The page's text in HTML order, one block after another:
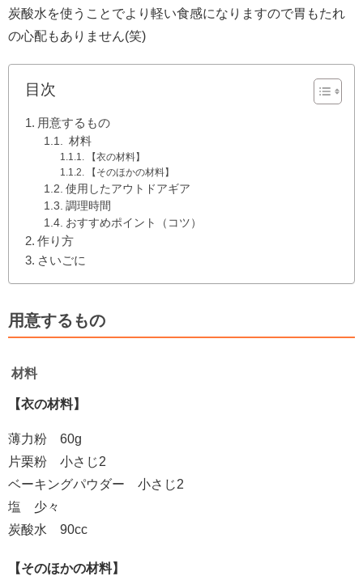
炭酸水を使うことでより軽い食感になりますので胃もたれ
の心配もありません(笑)
目次
用意するもの
材料
【衣の材料】
【そのほかの材料】
使用したアウトドアギア
調理時間
おすすめポイント（コツ）
作り方
さいごに
用意するもの
材料
【衣の材料】
薄力粉 60g
片栗粉 小さじ2
ベーキングパウダー 小さじ2
塩 少々
炭酸水 90cc
【そのほかの材料】